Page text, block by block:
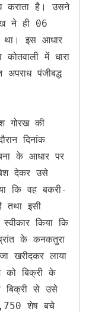
कराता है। उसने
ने ही 06
था। इस आधार
कोतवाली में धारा
पंजीबद्ध
दिनांक
के आधार पर
देकर उसे
कि वह बकरी-
तथा इसी
किया कि
के कनकतुरा
खरीदकर लाया
को बिक्री के
बिक्री से उसे
शेष बचे